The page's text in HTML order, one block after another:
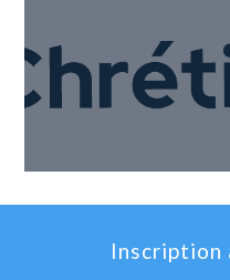
Inscription